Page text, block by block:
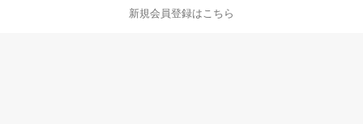
新規会員登録はこちら